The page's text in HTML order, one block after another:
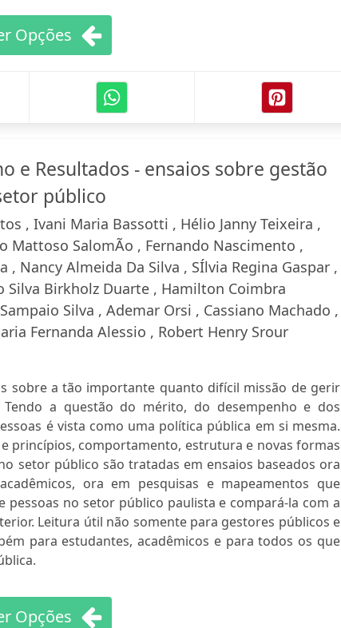
Opções
e Resultados - ensaios sobre gestão
público
, Ivani Maria Bassotti , Hélio Janny Teixeira ,
Mattoso SalomÃo , Fernando Nascimento ,
, Nancy Almeida Da Silva , SÍlvia Regina Gaspar ,
Silva Birkholz Duarte , Hamilton Coimbra
Silva , Ademar Orsi , Cassiano Machado ,
Fernanda Alessio , Robert Henry Srour
sobre a tão importante quanto difícil missão de gerir
a questão do mérito, do desempenho e dos
é vista como uma política pública em si mesma.
princípios, comportamento, estrutura e novas formas
setor público são tratadas em ensaios baseados ora
ora em pesquisas e mapeamentos que
no setor público paulista e compará-la com a
Leitura útil não somente para gestores públicos e
para estudantes, acadêmicos e para todos os que
Opções